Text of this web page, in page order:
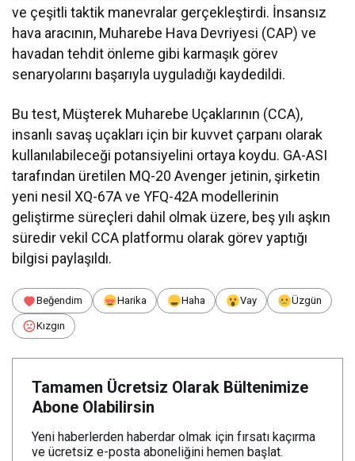
ve çeşitli taktik manevralar gerçekleştirdi. İnsansız
hava aracının, Muharebe Hava Devriyesi (CAP) ve
havadan tehdit önleme gibi karmaşık görev
senaryolarını başarıyla uyguladığı kaydedildi.
Bu test, Müşterek Muharebe Uçaklarının (CCA),
insanlı savaş uçakları için bir kuvvet çarpanı olarak
kullanılabileceği potansiyelini ortaya koydu. GA-ASI
tarafından üretilen MQ-20 Avenger jetinin, şirketin
yeni nesil XQ-67A ve YFQ-42A modellerinin
geliştirme süreçleri dahil olmak üzere, beş yılı aşkın
süredir vekil CCA platformu olarak görev yaptığı
bilgisi paylaşıldı.
Beğendim Harika Haha Vay Üzgün
Kızgın
Tamamen Ücretsiz Olarak Bültenimize
Abone Olabilirsin
Yeni haberlerden haberdar olmak için fırsatı kaçırma
ve ücretsiz e-posta aboneliğini hemen başlat.